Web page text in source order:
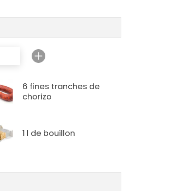
6 fines tranches de
chorizo
1 l de bouillon